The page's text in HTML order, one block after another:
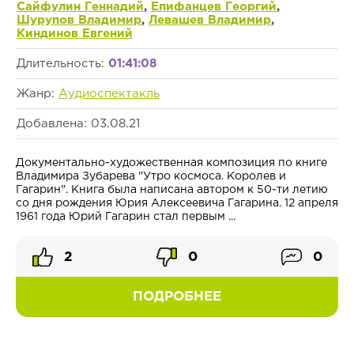
Сайфулин Геннадий, Епифанцев Георгий,
Шурупов Владимир, Левашев Владимир,
Киндинов Евгений
Длительность: 01:41:08
Жанр: Аудиоспектакль
Добавлена: 03.08.21
Документально-художественная композиция по книге
Владимира Зубарева "Утро космоса. Королев и
Гагарин". Книга была написана автором к 50-ти летию
со дня рождения Юрия Алексеевича Гагарина. 12 апреля
1961 года Юрий Гагарин стал первым ...
ПОДРОБНЕЕ
2 0 0